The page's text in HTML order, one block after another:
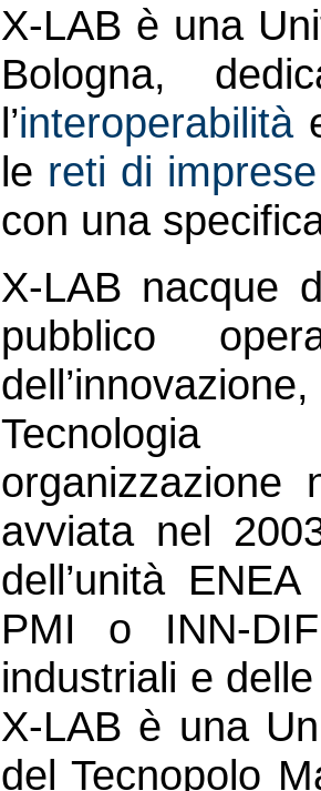
X-LAB è una
Bologna,
l’interoperabilità
le reti di imprese
con una
X-LAB nacque
pubblico
Tecnologia
avviata nel
dell’unità
PMI o INN-
industriali e
X-LAB è una
del Tecnopolo